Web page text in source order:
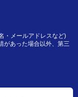
・メールアドレスなど)
があった場合以外、第三